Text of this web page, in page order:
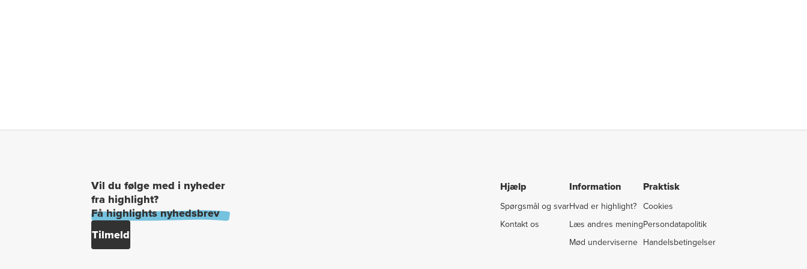
Vil du følge med i nyheder
fra highlight?
Få highlights nyhedsbrev
Tilmeld
Hjælp
Spørgsmål og svar
Kontakt os
Information
Hvad er highlight?
Læs andres mening
Mød underviserne
Praktisk
Cookies
Persondatapolitik
Handelsbetingelser